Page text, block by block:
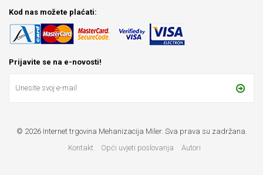
Kod nas možete plaćati:
Prijavite se na e-novosti!
© 2026 Internet trgovina Mehanizacija Miler. Sva prava su zadržana.
Kontakt
Opći uvjeti poslovanja Autori